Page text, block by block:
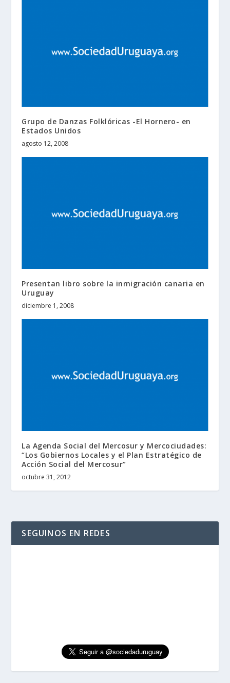
Grupo de Danzas Folklóricas -El Hornero- en
Estados Unidos
agosto 12, 2008
Presentan libro sobre la inmigración canaria en
Uruguay
diciembre 1, 2008
La Agenda Social del Mercosur y Mercociudades:
“Los Gobiernos Locales y el Plan Estratégico de
Acción Social del Mercosur”
octubre 31, 2012
SEGUINOS EN REDES